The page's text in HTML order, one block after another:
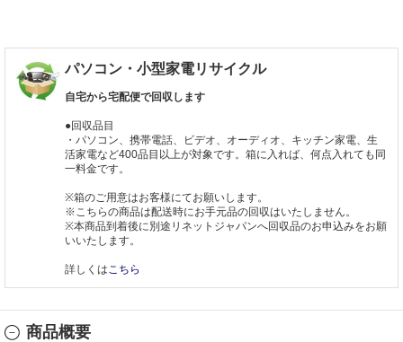
パソコン・小型家電リサイクル
自宅から宅配便で回収します
●回収品目
・パソコン、携帯電話、ビデオ、オーディオ、キッチン家電、生
活家電など400品目以上が対象です。箱に入れば、何点入れても同
一料金です。
※箱のご用意はお客様にてお願いします。
※こちらの商品は配送時にお手元品の回収はいたしません。
※本商品到着後に別途リネットジャパンへ回収品のお申込みをお願
いいたします。
詳しくはこちら
商品概要